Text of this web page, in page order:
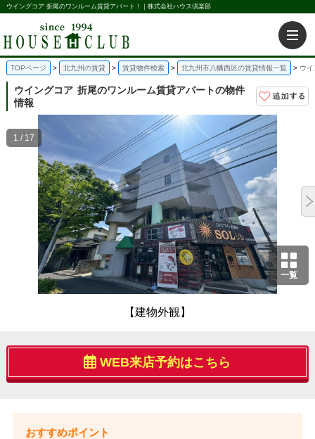
ウイングコア 折尾のワンルーム賃貸アパート！｜株式会社ハウス倶楽部
TOPページ 北九州の賃貸 賃貸物件検索 北九州市八幡西区の賃貸情報一覧 ウ
ウイングコア 折尾のワンルーム賃貸アパートの物件
情報
一覧
【建物外観】
1 / 17
WEB来店予約はこちら